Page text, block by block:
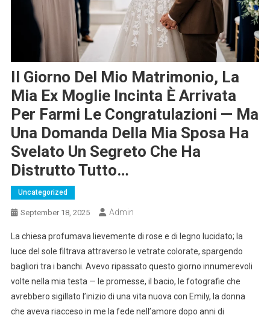
Il Giorno Del Mio Matrimonio, La
Mia Ex Moglie Incinta È Arrivata
Per Farmi Le Congratulazioni — Ma
Una Domanda Della Mia Sposa Ha
Svelato Un Segreto Che Ha
Distrutto Tutto…
Uncategorized
September 18, 2025 Admin
La chiesa profumava lievemente di rose e di legno lucidato; la
luce del sole filtrava attraverso le vetrate colorate, spargendo
bagliori tra i banchi. Avevo ripassato questo giorno innumerevoli
volte nella mia testa — le promesse, il bacio, le fotografie che
avrebbero sigillato l’inizio di una vita nuova con Emily, la donna
che aveva riacceso in me la fede nell’amore dopo anni di